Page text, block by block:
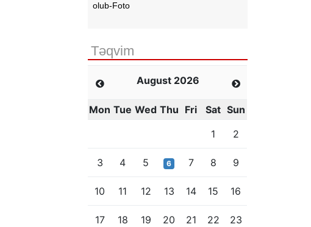
olub-Foto
Təqvim
August 2026
Mon Tue Wed Thu Fri Sat Sun
1
2
3 4 5 6 7 8 9
10 11 12 13 14 15 16
17 18 19 20 21 22 23